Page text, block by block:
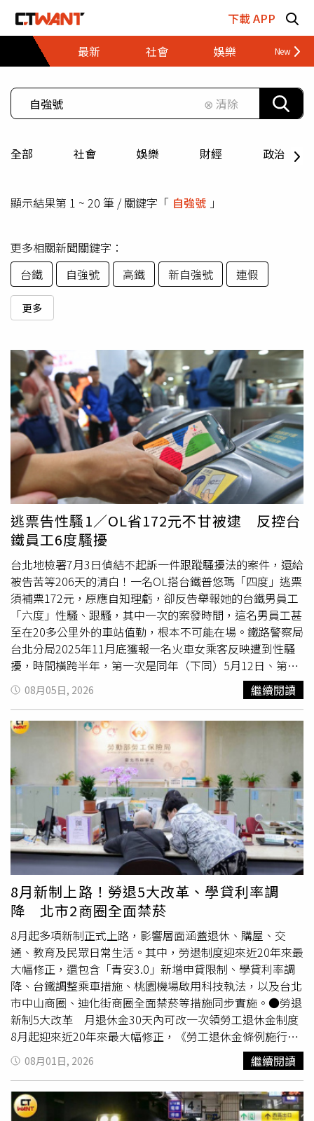
下載 APP
最新
社會 娛樂 財經
⊗ 清除
全部 社會 娛樂 財經 政治
顯示結果第 1 ~ 20 筆 / 關鍵字「 自強號 」
更多相關新聞關鍵字：
台鐵
自強號 高鐵 新自強號 連假
更多
逃票告性騷1／OL省172元不甘被逮 反控台
鐵員工6度騷擾
台北地檢署7月3日偵結不起訴一件跟蹤騷擾法的案件，還給
被告苦等206天的清白！一名OL搭台鐵普悠瑪「四度」逃票
須補票172元，原應自知理虧，卻反告舉報她的台鐵男員工
「六度」性騷、跟騷，其中一次的案發時間，這名男員工甚
至在20多公里外的車站值勤，根本不可能在場。鐵路警察局
台北分局2025年11月底獲報一名火車女乘客反映遭到性騷
擾，時間橫跨半年，第一次是同年（下同）5月12日、第二
次5月15日、第三次5月16日、第四次9月9日、第五次9月
15日、第六次11月20日，都在早上8點多她抵達台北車站這
段通勤時間。台鐵員工黃先生舉報逃票，反遭違規女乘客告
性騷擾。（圖／方萬民攝）警方在去年12月9日約談涉案的
台鐵員工黃先生，他否認騷擾但記得那名提告的二十多歲女
性上班族多次持悠遊卡搭普悠瑪列車，未依規定購買實體車
票。黃先生告訴檢警，他從七堵站下班習慣搭普悠瑪回台
北，出站前只要看到有乘客掏出悠遊卡而不是普悠瑪車票，
他馬上可斷定這是逃票，會請「票口師傅」（即站務員）攔
截處理；他原本就常常舉報逃票行為，並非只針對提告女
子。對於女乘客提告的前四次騷擾，黃先生已想不起來是否
因為他舉發逃票遭報復。女乘客告黃先生第四次騷擾的時
間：2025年5月16日上午8點多，黃先生甚至人在七堵站上
班，有差勤紀錄可證明。從去年5月12日到9月15日這段時
間的監視影像，在女乘客報案時已無存檔，警方也調不到畫
面還原過程。但黃先生對於去年9月15日那次印象深刻，當
天他又見到那名女乘客搭普悠瑪，提醒站務員「這個女生她
有逃票」，不過女乘客那一趟其實有買實體車票，因此抗
議，黃先生不想爭執下去，回答：「沒關係，我有密錄器，
我會交給鐵路警察」。女乘客控訴的第六次「騷擾」，實則
她搭普悠瑪又沒買票，疑似因為見到黃先生而心虛，出站後
主動去補票窗口補繳現金，雙方並無互動或交談，監視器還
拍下黃先生先出站走前面，女乘客反而走在後面。黃先生調
取台鐵資料，發現那名女乘客在2025年5月12日、5月15
日、9月9日和11月20日的交易紀錄業務項目都註明「無原
票（加收）」，加收區段是南港到台北，交易方式為現金。
08月05日, 2026 繼續閱讀
8月新制上路！勞退5大改革、學貸利率調
降 北市2商圈全面禁菸
8月起多項新制正式上路，影響層面涵蓋退休、購屋、交
通、教育及民眾日常生活。其中，勞退制度迎來近20年來最
大幅修正，還包含「青安3.0」新增申貸限制、學貸利率調
降、台鐵調整乘車措施、桃園機場啟用科技執法，以及台北
市中山商圈、迪化街商圈全面禁菸等措施同步實施。●勞退
新制5大改革 月退休金30天內可改一次領勞工退休金制度
8月起迎來近20年來最大幅修正，《勞工退休金條例施行細
則》正式上路，共有5項重要變革，包括：新增30天猶豫
期：勞工若選擇按月請領退休金後改變心意，可於首次月退
休金入帳30天內，申請改為一次請領。雇主不得拒絕自提退
休金：法律明定，雇主不得拒絕勞工申請自願提繳退休金
08月01日, 2026 繼續閱讀